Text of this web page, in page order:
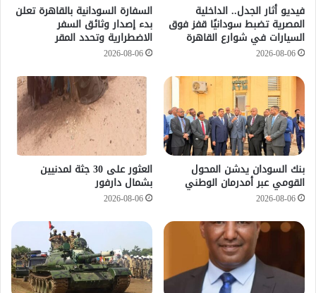
فيديو أثار الجدل.. الداخلية
المصرية تضبط سودانيًا قفز فوق
السيارات في شوارع القاهرة
2026-08-06
السفارة السودانية بالقاهرة تعلن
بدء إصدار وثائق السفر
الاضطرارية وتحدد المقر
2026-08-06
بنك السودان يدشن المحول
القومي عبر أمدرمان الوطني
2026-08-06
العثور على 30 جثة لمدنيين
بشمال دارفور
2026-08-06